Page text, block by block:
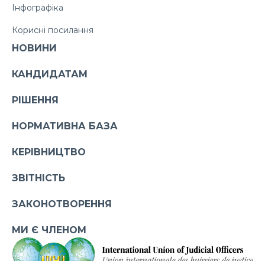
Інфографіка
Корисні посилання
НОВИНИ
КАНДИДАТАМ
РІШЕННЯ
НОРМАТИВНА БАЗА
КЕРІВНИЦТВО
ЗВІТНІСТЬ
ЗАКОНОТВОРЕННЯ
МИ Є ЧЛЕНОМ